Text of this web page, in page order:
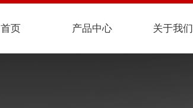
首页 产品中心 关于我们